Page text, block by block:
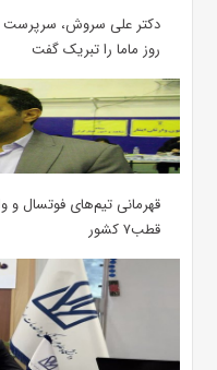
دکتر علی سروش، سرپرست
روز ماما را تبریک گفت
قهرمانی تیم‌های فوتسال و
قطب۷ کشور